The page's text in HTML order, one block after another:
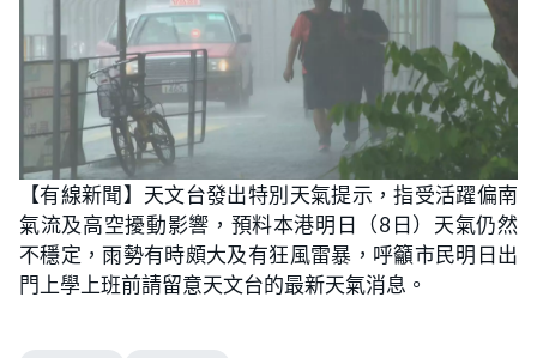
【有線新聞】天文台發出特別天氣提示，指受活躍偏南
氣流及高空擾動影響，預料本港明日（8日）天氣仍然
不穩定，雨勢有時頗大及有狂風雷暴，呼籲市民明日出
門上學上班前請留意天文台的最新天氣消息。